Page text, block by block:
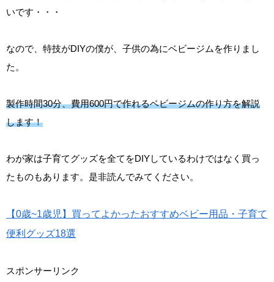
いです・・・
なので、特技がDIYの僕が、子供の為にベビージムを作りまし
た。
製作時間30分、費用600円で作れるベビージムの作り方を解説
します！
わが家は子育てグッズを全てをDIYしているわけではなく買っ
たものもあります。是非読んでみてください。
【0歳~1歳児】買ってよかったおすすめベビー用品・子育て
便利グッズ18選
スポンサーリンク